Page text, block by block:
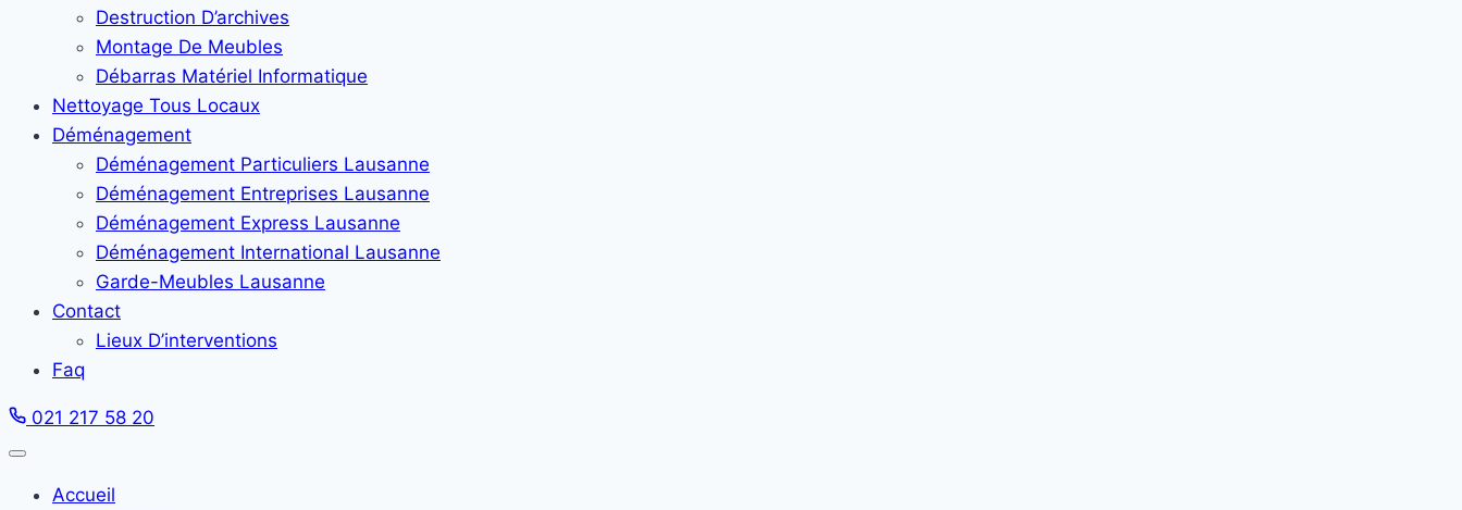
Destruction D’archives
Montage De Meubles
Débarras Matériel Informatique
Nettoyage Tous Locaux
Déménagement
Déménagement Particuliers Lausanne
Déménagement Entreprises Lausanne
Déménagement Express Lausanne
Déménagement International Lausanne
Garde-Meubles Lausanne
Contact
Lieux D’interventions
Faq
021 217 58 20
Accueil